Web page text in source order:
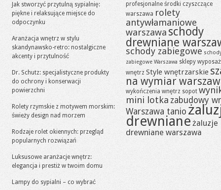
Jak stworzyć przytulną sypialnię:
piękne i relaksujące miejsce do
odpoczynku
Aranżacja wnętrz w stylu
skandynawsko-retro: nostalgiczne
akcenty i przytulność
Dr. Schutz: specjalistyczne produkty
do ochrony i konserwacji
powierzchni
Rolety rzymskie z motywem morskim:
świeży design nad morzem
Rodzaje rolet okiennych: przegląd
popularnych rozwiązań
Luksusowe aranżacje wnętrz:
elegancja i prestiż w twoim domu
Lampy do sypialni – co wybrać
profesjonalne środki czyszczące
warszawa rolety
antywłamaniowe
warszawa schody
drewniane
schody zabiegowe
zabiegowe Warszawa sklepy
wnętrz Style wnętrzarskie
na wymiar
wykończenia wnętrz sopot
mini lotka zabudowy
Warszawa tanio
drewniane żaluzje
drewniane warszawa